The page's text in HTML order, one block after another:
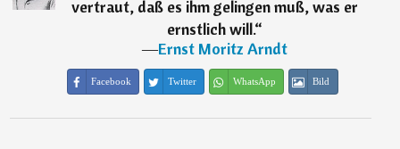
vertraut, daß es ihm gelingen muß, was er
ernstlich will.“
―Ernst Moritz Arndt
Facebook Twitter WhatsApp Bild